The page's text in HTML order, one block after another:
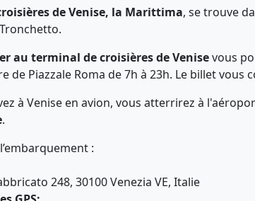
de Venise, la Marittima, se trouve
au terminal de croisières de Venisevous
de Piazzale Roma de 7h à 23h. Le billet vous
à Venise en avion, vous atterrirez à
.
:
248, 30100 Venezia VE, Italie